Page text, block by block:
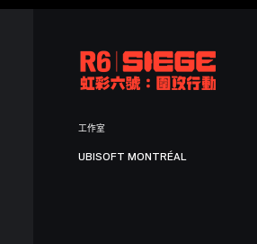
工作室
UBISOFT MONTRÉAL